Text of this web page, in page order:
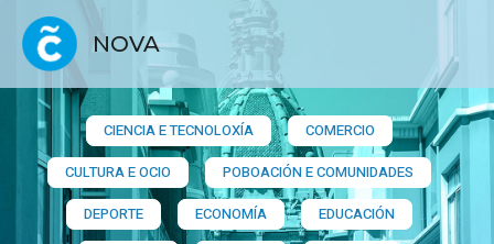
NOVA
CIENCIA E TECNOLOXÍA
COMERCIO
CULTURA E OCIO
POBOACIÓN E COMUNIDADES
DEPORTE
ECONOMÍA
EDUCACIÓN